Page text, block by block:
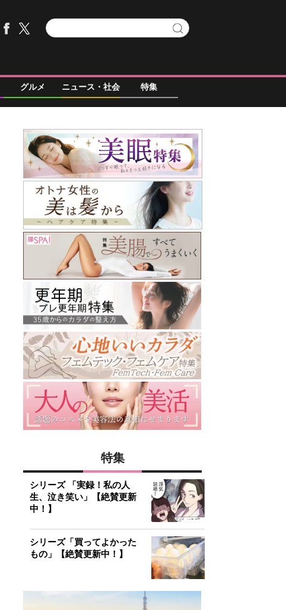
グルメ ニュース・社会 特集
特集
シリーズ 「実録！私の人
生、泣き笑い」【絶賛更新
中！】
シリーズ「買ってよかった
もの」【絶賛更新中！】